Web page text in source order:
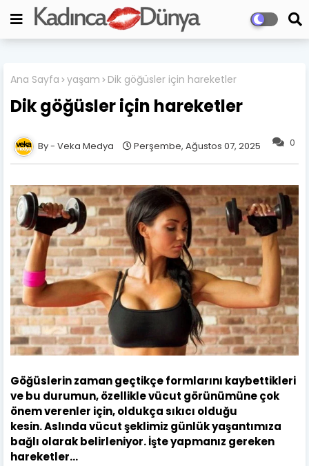
Ana Sayfa yaşam Dik göğüsler için hareketler
Dik göğüsler için hareketler
0
Veka Medya Perşembe, Ağustos 07, 2025
Göğüslerin zaman geçtikçe formlarını kaybettikleri
ve bu durumun, özellikle vücut görünümüne çok
önem verenler için, oldukça sıkıcı olduğu
kesin.Aslında vücut şeklimiz günlük yaşantımıza
bağlı olarak belirleniyor. İşte yapmanız gereken
hareketler...